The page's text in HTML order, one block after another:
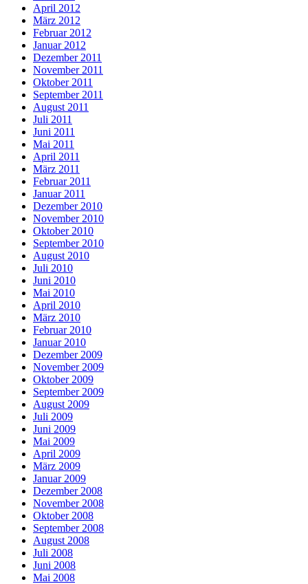
April 2012
März 2012
Februar 2012
Januar 2012
Dezember 2011
November 2011
Oktober 2011
September 2011
August 2011
Juli 2011
Juni 2011
Mai 2011
April 2011
März 2011
Februar 2011
Januar 2011
Dezember 2010
November 2010
Oktober 2010
September 2010
August 2010
Juli 2010
Juni 2010
Mai 2010
April 2010
März 2010
Februar 2010
Januar 2010
Dezember 2009
November 2009
Oktober 2009
September 2009
August 2009
Juli 2009
Juni 2009
Mai 2009
April 2009
März 2009
Januar 2009
Dezember 2008
November 2008
Oktober 2008
September 2008
August 2008
Juli 2008
Juni 2008
Mai 2008